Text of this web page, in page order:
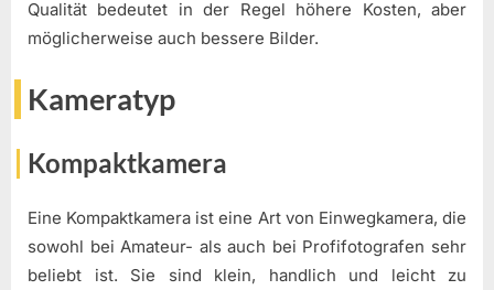
Qualität bedeutet in der Regel höhere Kosten, aber
möglicherweise auch bessere Bilder.
Kameratyp
Kompaktkamera
Eine Kompaktkamera ist eine Art von Einwegkamera, die
sowohl bei Amateur- als auch bei Profifotografen sehr
beliebt ist. Sie sind klein, handlich und leicht zu